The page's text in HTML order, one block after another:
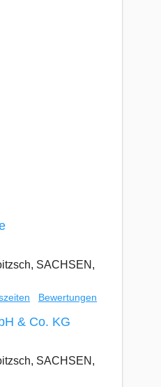
SACHSEN,
Bewertungen
& Co. KG
SACHSEN,